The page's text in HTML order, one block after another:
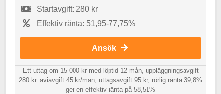
Startavgift: 280 kr
Effektiv ränta: 51,95-77,75%
Ansök
Ett uttag om 15 000 kr med löptid 12 mån, uppläggningsavgift
280 kr, aviavgift 45 kr/mån, uttagsavgift 95 kr, rörlig ränta 39,8%
ger en effektiv ränta på 58,51%